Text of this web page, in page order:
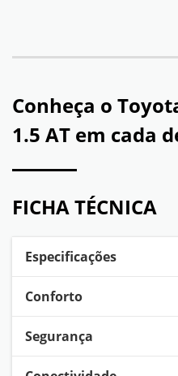
Conheça o
1.5 AT em cada
FICHA TÉCNICA
Especificações
Conforto
Segurança